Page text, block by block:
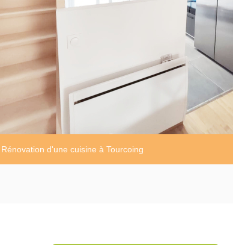
Rénovation d'une cuisine à Tourcoing